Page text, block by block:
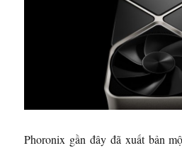
Phoronix gần đây đã xuất bản